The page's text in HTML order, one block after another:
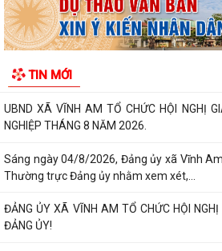
TIN MỚI
ĐỊA CHỈ ĐỎ TRÊN QUÊ HƯƠNG VĨNH AM
ĐẢNG CỘNG SẢN ĐẦU TIÊN CỦA HUYỆN
THƯ CẢM ƠN Về việc ủng hộ Quỹ "Đền ơn
UBND XÃ VĨNH AM TỔ CHỨC HỘI NGHỊ
NGHIỆP THÁNG 8 NĂM 2026.
Sáng ngày 04/8/2026, Đảng ủy xã Vĩnh
Thường trực Đảng ủy nhằm xem xét,...
ĐẢNG ỦY XÃ VĨNH AM TỔ CHỨC HỘI
ĐẢNG ỦY!